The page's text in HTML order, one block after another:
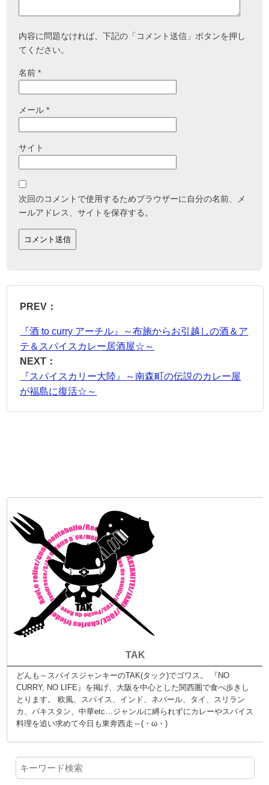
内容に問題なければ、下記の「コメント送信」ボタンを押し
てください。
名前*
メール*
サイト
次回のコメントで使用するためブラウザーに自分の名前、メ
ールアドレス、サイトを保存する。
PREV：
『酒 to curry アーチル』～布施からお引越しの酒＆ア
テ＆スパイスカレー居酒屋☆～
NEXT：
『スパイスカリー大陸』～南森町の伝説のカレー屋
が福島に復活☆～
TAK
どんも～スパイスジャンキーのTAK(タック)でゴワス。 『NO
CURRY, NO LIFE』を掲げ、大阪を中心とした関西圏で食べ歩きし
とります。 欧風、スパイス、インド、ネパール、タイ、スリラン
カ、パキスタン、中華etc…ジャンルに縛られずにカレーやスパイス
料理を追い求めて今日も東奔西走～(・ω・)